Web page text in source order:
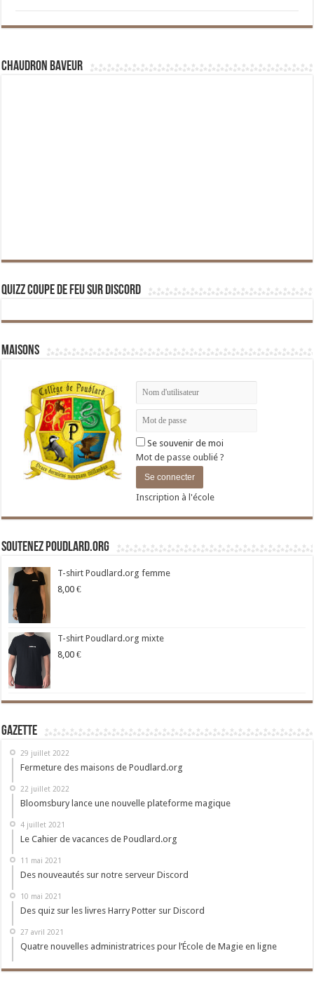
Chaudron Baveur
Quizz Coupe de Feu sur Discord
Maisons
Se souvenir de moi
Mot de passe oublié ?
Inscription à l'école
Soutenez Poudlard.org
T-shirt Poudlard.org femme
8,00 €
T-shirt Poudlard.org mixte
8,00 €
Gazette
29 juillet 2022
Fermeture des maisons de Poudlard.org
22 juillet 2022
Bloomsbury lance une nouvelle plateforme magique
4 juillet 2021
Le Cahier de vacances de Poudlard.org
11 mai 2021
Des nouveautés sur notre serveur Discord
10 mai 2021
Des quiz sur les livres Harry Potter sur Discord
27 avril 2021
Quatre nouvelles administratrices pour l’École de Magie en ligne